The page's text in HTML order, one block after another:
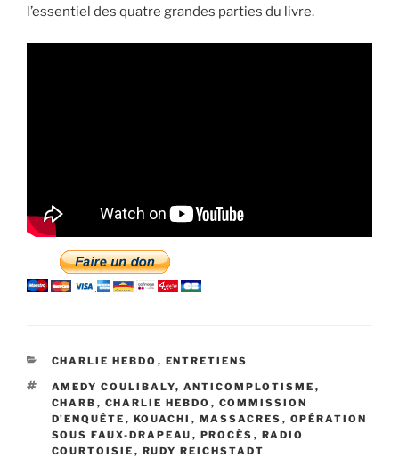
l’essentiel des quatre grandes parties du livre.
CATÉGORIES
CHARLIE HEBDO , ENTRETIENS
ÉTIQUETTES
AMEDY COULIBALY, ANTICOMPLOTISME ,
CHARB , CHARLIE HEBDO , COMMISSION
D'ENQUÊTE , KOUACHI , MASSACRES , OPÉRATION
SOUS FAUX-DRAPEAU , PROCÈS , RADIO
COURTOISIE , RUDY REICHSTADT